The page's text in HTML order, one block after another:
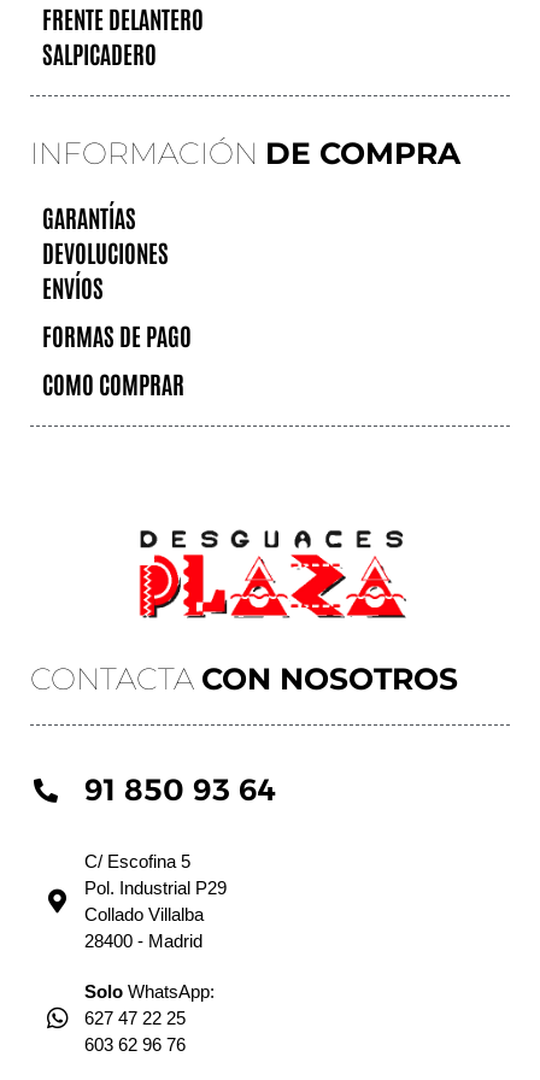
CONTACTA CON NOSOTROS
91 850 93 64
C/ Escofina 5
Pol. Industrial P29
Collado Villalba
28400 - Madrid
Solo WhatsApp:
627 47 22 25
603 62 96 76
FRENTE DELANTERO
SALPICADERO
INFORMACIÓN DE COMPRA
GARANTÍAS
DEVOLUCIONES
ENVÍOS
FORMAS DE PAGO
COMO COMPRAR